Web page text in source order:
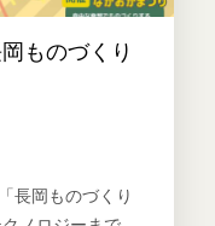
ものづくり
長岡ものづくり